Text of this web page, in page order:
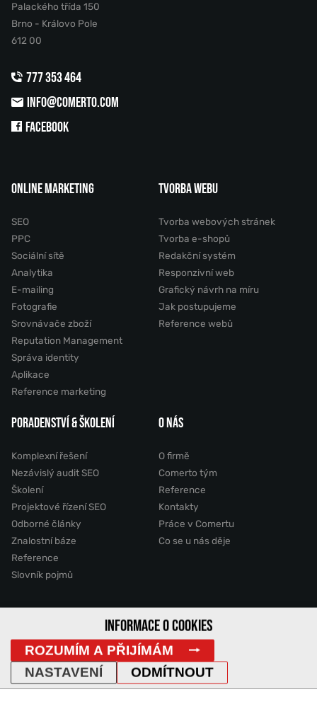
Palackého třída 150
Brno - Královo Pole
612 00
777 353 464
INFO@COMERTO.COM
FACEBOOK
ONLINE MARKETING
SEO
PPC
Sociální sítě
Analytika
E-mailing
Fotografie
Srovnávače zboží
Reputation Management
Správa identity
Aplikace
Reference marketing
TVORBA WEBU
Tvorba webových stránek
Tvorba e-shopů
Redakční systém
Responzivní web
Grafický návrh na míru
Jak postupujeme
Reference webů
PORADENSTVÍ & ŠKOLENÍ
Komplexní řešení
Nezávislý audit SEO
Školení
Projektové řízení SEO
Odborné články
Znalostní báze
Reference
Slovník pojmů
O NÁS
O firmě
Comerto tým
Reference
Kontakty
Práce v Comertu
Co se u nás děje
2011 - 2026 © Comerto, s.r.o.
Mapa stránek GDPR Cookies Vyhledávání
IP Adresa
INFORMACE O COOKIES
ROZUMÍM A PŘIJÍMÁM
ODMÍTNOUT
NASTAVENÍ